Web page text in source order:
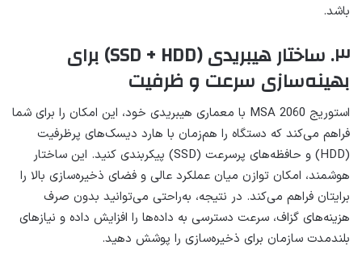
باشد.
۳. ساختار هیبریدی (SSD + HDD) برای
بهینه‌سازی سرعت و ظرفیت
استوریج MSA 2060 با معماری هیبریدی خود، این امکان را برای شما
فراهم می‌کند که دستگاه را هم‌زمان با هارد دیسک‌های پرظرفیت
(HDD) و حافظه‌های پرسرعت (SSD) پیکربندی کنید. این ساختار
هوشمند، امکان توازن میان عملکرد عالی و فضای ذخیره‌سازی بالا را
برایتان فراهم می‌کند. در نتیجه، به‌راحتی می‌توانید بدون صرف
هزینه‌های گزاف، سرعت دسترسی به داده‌ها را افزایش داده و نیازهای
بلندمدت سازمان برای ذخیره‌سازی را پوشش دهید.